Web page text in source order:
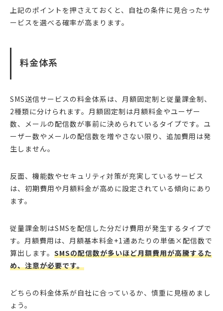
上記のポイントを押さえておくと、自社の条件に見合ったサ
ービスを選べる確率が高まります。
料金体系
SMS送信サービスの料金体系は、月額固定制と従量課金制、
2種類に分けられます。月額固定制は月額料金やユーザー
数、メールの配信数が事前に決められているタイプです。ユ
ーザー数やメールの配信数を増やさない限り、追加費用は発
生しません。
反面、機能数やセキュリティ対策が充実しているサービス
は、初期費用や月額料金が高めに設定されている傾向にあり
ます。
従量課金制はSMSを配信した分だけ費用が発生するタイプで
す。月額費用は、月額基本料金+1通あたりの単価×配信数で
算出します。 SMSの配信数が多いほど月額費用が高騰するた
め、注意が必要です。
どちらの料金体系が自社に合っているか、慎重に見極めまし
ょう。